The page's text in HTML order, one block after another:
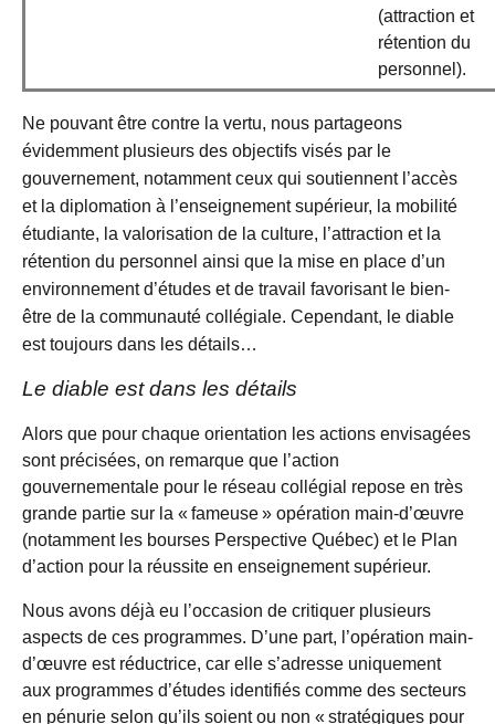
(attraction et
rétention du
personnel).
Ne pouvant être contre la vertu, nous partageons
évidemment plusieurs des objectifs visés par le
gouvernement, notamment ceux qui soutiennent l’accès
et la diplomation à l’enseignement supérieur, la mobilité
étudiante, la valorisation de la culture, l’attraction et la
rétention du personnel ainsi que la mise en place d’un
environnement d’études et de travail favorisant le bien-
être de la communauté collégiale. Cependant, le diable
est toujours dans les détails…
Le diable est dans les détails
Alors que pour chaque orientation les actions envisagées
sont précisées, on remarque que l’action
gouvernementale pour le réseau collégial repose en très
grande partie sur la « fameuse » opération main-d’œuvre
(notamment les bourses Perspective Québec) et le Plan
d’action pour la réussite en enseignement supérieur.
Nous avons déjà eu l’occasion de critiquer plusieurs
aspects de ces programmes. D’une part, l’opération main-
d’œuvre est réductrice, car elle s’adresse uniquement
aux programmes d’études identifiés comme des secteurs
en pénurie selon qu’ils soient ou non « stratégiques pour